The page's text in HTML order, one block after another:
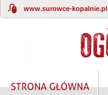
www.surowce-kopalnie.pl